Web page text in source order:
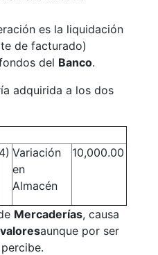
es la liquidación
de facturado)
del Banco.
adquirida a los dos
4) Variación
en
Almacén
10,000.00
Mercaderías, causa
aunque por ser